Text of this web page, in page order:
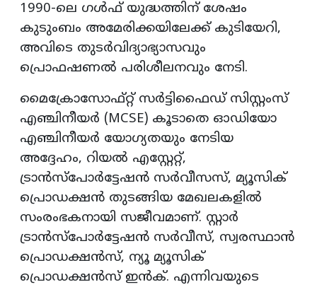
1990-ലെ ഗൾഫ് യുദ്ധത്തിന് ശേഷം
കുടുംബം അമേരിക്കയിലേക്ക് കുടിയേറി,
അവിടെ തുടർവിദ്യാഭ്യാസവും
പ്രൊഫഷണൽ പരിശീലനവും നേടി.
മൈക്രോസോഫ്റ്റ് സർട്ടിഫൈഡ് സിസ്റ്റംസ്
എഞ്ചിനീയർ (MCSE) കൂടാതെ ഓഡിയോ
എഞ്ചിനീയർ യോഗ്യതയും നേടിയ
അദ്ദേഹം, റിയൽ എസ്റ്റേറ്റ്,
ട്രാൻസ്പോർട്ടേഷൻ സർവീസസ്, മ്യൂസിക്
പ്രൊഡക്ഷൻ തുടങ്ങിയ മേഖലകളിൽ
സംരംഭകനായി സജീവമാണ്. സ്റ്റാർ
ട്രാൻസ്പോർട്ടേഷൻ സർവീസ്, സ്വരസ്ഥാൻ
പ്രൊഡക്ഷൻസ്, ന്യൂ മ്യൂസിക്
പ്രൊഡക്ഷൻസ് ഇൻക്. എന്നിവയുടെ